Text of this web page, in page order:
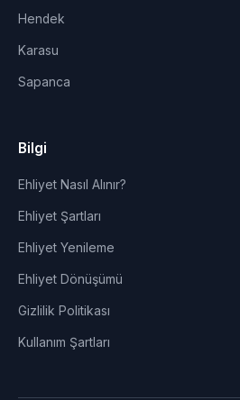
Hendek
Karasu
Sapanca
Bilgi
Ehliyet Nasıl Alınır?
Ehliyet Şartları
Ehliyet Yenileme
Ehliyet Dönüşümü
Gizlilik Politikası
Kullanım Şartları